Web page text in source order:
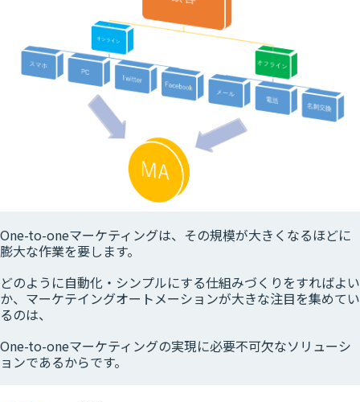
One-to-oneマーケティングは、その規模が大きくなるほどに
膨大な作業を要します。
どのように自動化・シンプルにする仕組みづくりをすればよい
か、マーケテイングオートメーションが大きな注目を集めてい
るのは、
One-to-oneマーケティングの実現に必要不可欠なソリューシ
ョンであるからです。